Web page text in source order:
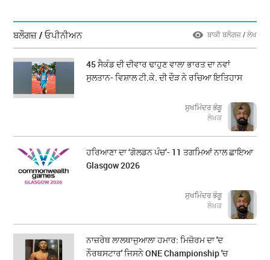
ਬਲੌਗਜ਼ / ਓਪੀਨੀਅਨ ਬਾਕੀ ਬਲੌਗਜ਼ / ਲੇਖ
45 ਸੈਕੰਡ ਦੀ ਦੀਵਾਰ ਢਾਹੁਣ ਵਾਲਾ ਭਾਰਤ ਦਾ ਨਵਾਂ
ਸੁਲਤਾਨ- ਵਿਸ਼ਾਲ ਟੀ.ਕੇ. ਦੀ ਦੌੜ ਨੇ ਰਚਿਆ ਇਤਿਹਾਸ
ਸੁਖਮਿੰਦਰ ਭੰਗੂ
ਲੇਖਕ
ਹਰਿਆਣਾ ਦਾ ‘ਗੋਲਡਨ ਪੰਚ’- 11 ਤਗਮਿਆਂ ਨਾਲ ਛਾਇਆ
Glasgow 2026
ਸੁਖਮਿੰਦਰ ਭੰਗੂ
ਲੇਖਕ
ਨਾਜ਼ਰੇਥ ਲਾਲਥਾਜੁਆਲਾ ਹਮਾਰ: ਮਿਜ਼ੋਰਮ ਦਾ 'ਦ
ਨੌਰਥਸਟਾਰ' ਜਿਸਨੇ ONE Championship 'ਚ